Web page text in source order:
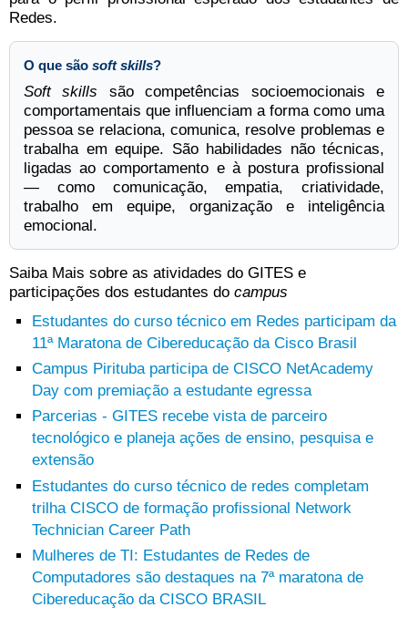
Redes.
O que são soft skills?
Soft skills são competências socioemocionais e
comportamentais que influenciam a forma como uma
pessoa se relaciona, comunica, resolve problemas e
trabalha em equipe. São habilidades não técnicas,
ligadas ao comportamento e à postura profissional
— como comunicação, empatia, criatividade,
trabalho em equipe, organização e inteligência
emocional.
Saiba Mais sobre as atividades do GITES e
participações dos estudantes do campus
Estudantes do curso técnico em Redes participam da
11ª Maratona de Cibereducação da Cisco Brasil
Campus Pirituba participa de CISCO NetAcademy
Day com premiação a estudante egressa
Parcerias - GITES recebe vista de parceiro
tecnológico e planeja ações de ensino, pesquisa e
extensão
Estudantes do curso técnico de redes completam
trilha CISCO de formação profissional Network
Technician Career Path
Mulheres de TI: Estudantes de Redes de
Computadores são destaques na 7ª maratona de
Cibereducação da CISCO BRASIL